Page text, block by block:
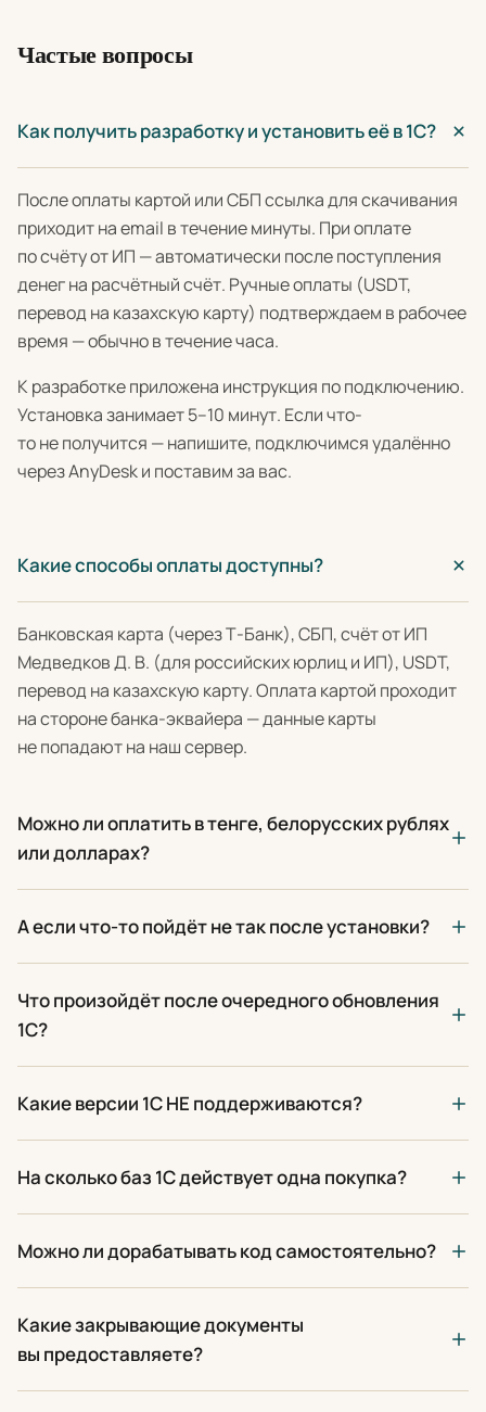
Частые вопросы
Как получить разработку и установить её в 1С?
После оплаты картой или СБП ссылка для скачивания
приходит на email в течение минуты. При оплате
по счёту от ИП — автоматически после поступления
денег на расчётный счёт. Ручные оплаты (USDT,
перевод на казахскую карту) подтверждаем в рабочее
время — обычно в течение часа.
К разработке приложена инструкция по подключению.
Установка занимает 5–10 минут. Если что-
то не получится — напишите, подключимся удалённо
через AnyDesk и поставим за вас.
Какие способы оплаты доступны?
Банковская карта (через Т-Банк), СБП, счёт от ИП
Медведков Д. В. (для российских юрлиц и ИП), USDT,
перевод на казахскую карту. Оплата картой проходит
на стороне банка-эквайера — данные карты
не попадают на наш сервер.
Можно ли оплатить в тенге, белорусских рублях
или долларах?
А если что-то пойдёт не так после установки?
Что произойдёт после очередного обновления
1С?
Какие версии 1С НЕ поддерживаются?
На сколько баз 1С действует одна покупка?
Можно ли дорабатывать код самостоятельно?
Какие закрывающие документы
вы предоставляете?